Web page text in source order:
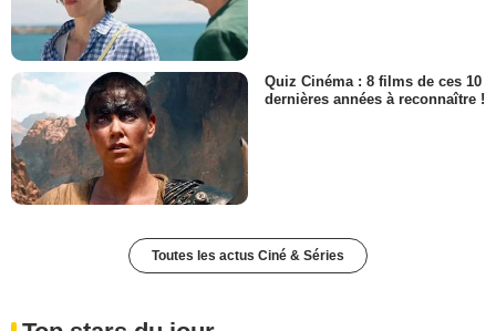
Quiz Cinéma : 8 films de ces 10
dernières années à reconnaître !
Toutes les actus Ciné & Séries